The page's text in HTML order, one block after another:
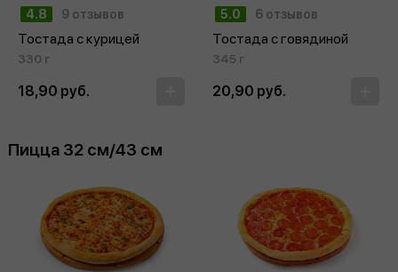
4.8 9 отзывов
Тостада с курицей
330 г
18,90 руб.
5.0 6 отзывов
Тостада с говядиной
345 г
20,90 руб.
Пицца 32 см/43 см